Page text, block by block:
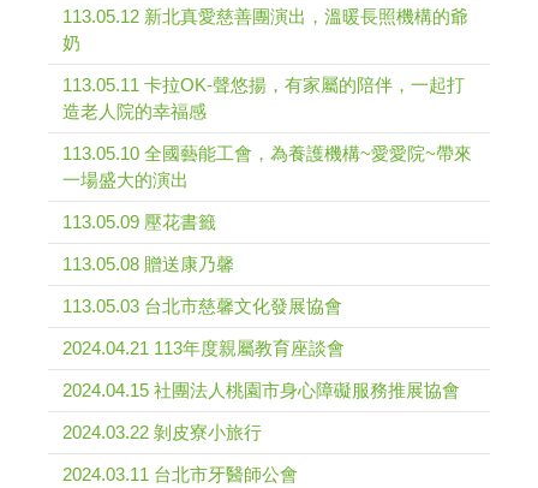
113.05.12 新北真愛慈善團演出，溫暖長照機構的爺
奶
113.05.11 卡拉OK-聲悠揚，有家屬的陪伴，一起打
造老人院的幸福感
113.05.10 全國藝能工會，為養護機構~愛愛院~帶來
一場盛大的演出
113.05.09 壓花書籤
113.05.08 贈送康乃馨
113.05.03 台北市慈馨文化發展協會
2024.04.21 113年度親屬教育座談會
2024.04.15 社團法人桃園市身心障礙服務推展協會
2024.03.22 剝皮寮小旅行
2024.03.11 台北市牙醫師公會